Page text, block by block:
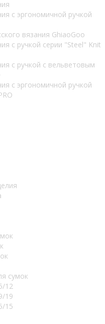
с эргономичной ручкой
вязания GhiaoGoo
с ручкой серии "Steel" Knit
с ручкой с вельветовым
с эргономичной ручкой
сумок
12
19
15